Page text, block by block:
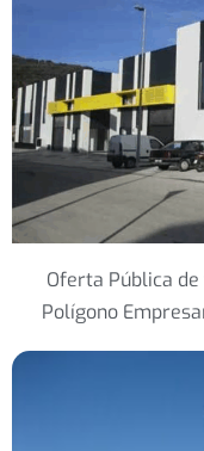
Oferta Pública
Polígono